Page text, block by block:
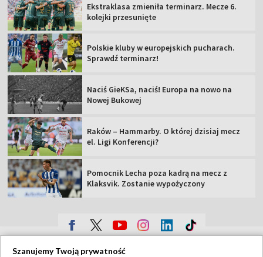
Ekstraklasa zmieniła terminarz. Mecze 6.
kolejki przesunięte
Polskie kluby w europejskich pucharach.
Sprawdź terminarz!
Naciś GieKSa, naciś! Europa na nowo na
Nowej Bukowej
Raków – Hammarby. O której dzisiaj mecz
el. Ligi Konferencji?
Pomocnik Lecha poza kadrą na mecz z
Klaksvik. Zostanie wypożyczony
Szanujemy Twoją prywatność